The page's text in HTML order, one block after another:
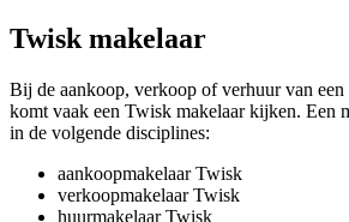
Twisk makelaar
Bij de aankoop, verkoop of verhuur van
komt vaak een Twisk makelaar kijken. Een
in de volgende disciplines:
aankoopmakelaar Twisk
verkoopmakelaar Twisk
huurmakelaar Twisk